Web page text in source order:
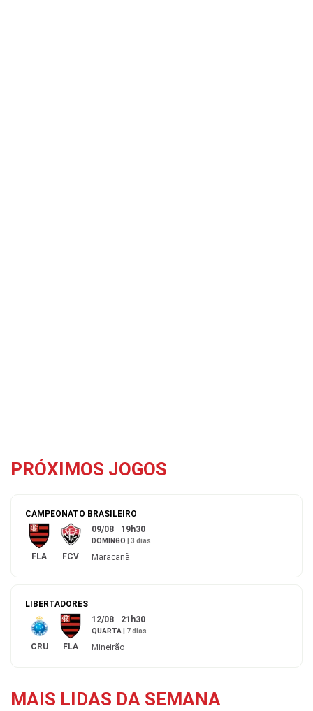
PRÓXIMOS JOGOS
CAMPEONATO BRASILEIRO
FLA FCV
09/08 19h30
DOMINGO 3 dias
Maracanã
LIBERTADORES
CRU FLA
12/08 21h30
QUARTA 7 dias
Mineirão
MAIS LIDAS DA SEMANA